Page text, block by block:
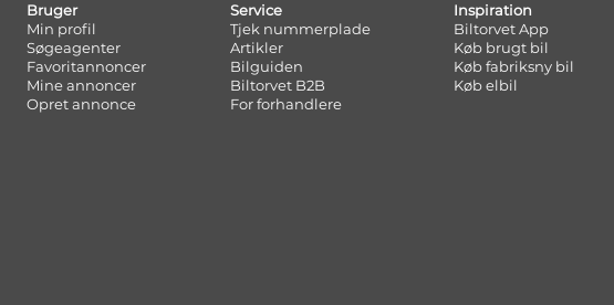
Bruger
Min profil
Søgeagenter
Favoritannoncer
Mine annoncer
Opret annonce
Service
Tjek nummerplade
Artikler
Bilguiden
Biltorvet B2B
For forhandlere
Inspiration
Biltorvet App
Køb brugt bil
Køb fabriksny bil
Køb elbil